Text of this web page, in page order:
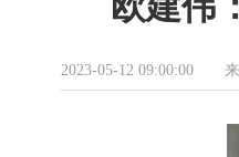
2023-05-12 09:00:00